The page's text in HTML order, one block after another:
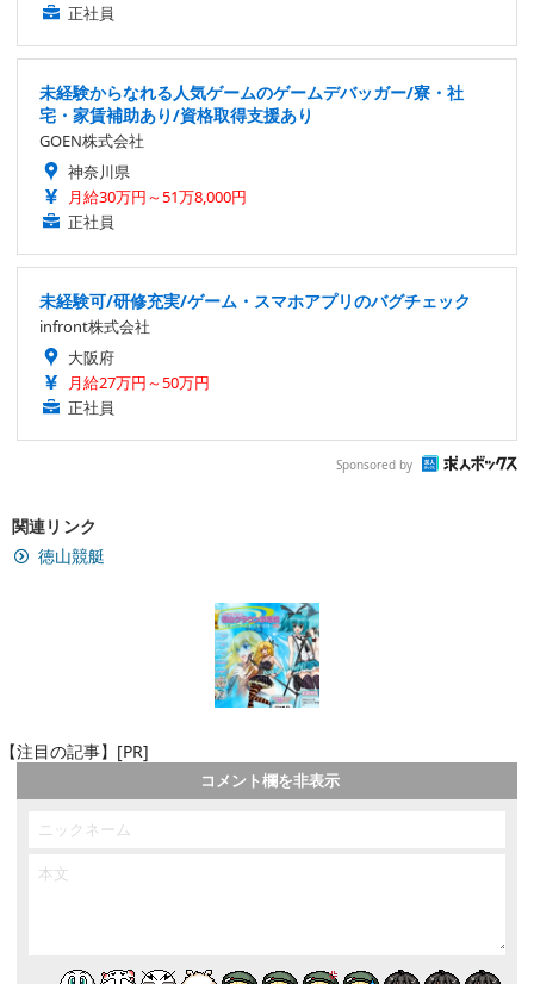
正社員
未経験からなれる人気ゲームのゲームデバッガー/寮・社
宅・家賃補助あり/資格取得支援あり
GOEN株式会社
神奈川県
月給30万円～51万8,000円
正社員
未経験可/研修充実/ゲーム・スマホアプリのバグチェック
infront株式会社
大阪府
月給27万円～50万円
正社員
Sponsored by
関連リンク
徳山競艇
【注目の記事】[PR]
コメント欄を非表示